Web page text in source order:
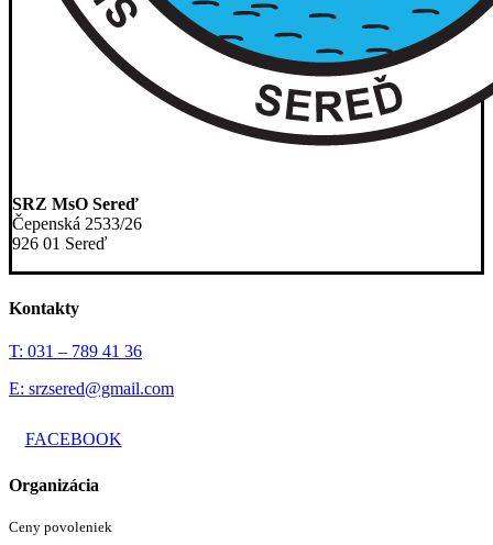
SRZ MsO Sereď
Čepenská 2533/26
926 01 Sereď
Kontakty
T: 031 – 789 41 36
E: srzsered@gmail.com
FACEBOOK
Organizácia
Ceny povoleniek